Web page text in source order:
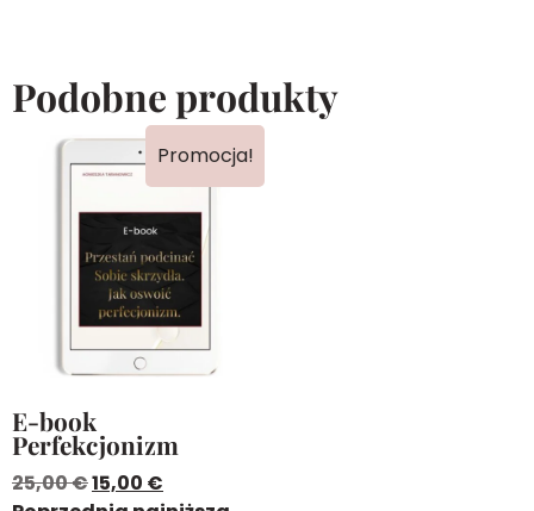
Podobne produkty
Promocja!
E-book
Perfekcjonizm
25,00€15,00 €